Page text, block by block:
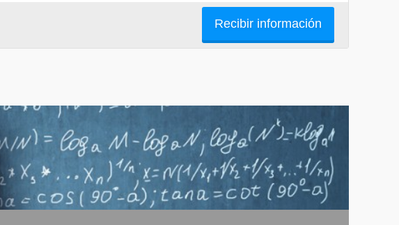
Recibir información